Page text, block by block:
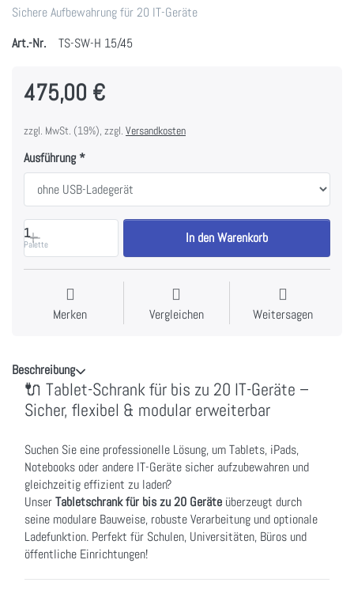
Sichere Aufbewahrung für 20 IT-Geräte
Art.-Nr.
TS-SW-H 15/45
475,00 €
zzgl. MwSt. (19%), zzgl. Versandkosten
Ausführung
1
Palette In den Warenkorb
Merken Vergleichen Weitersagen
Beschreibung
🔌 Tablet-Schrank für bis zu 20 IT-Geräte –
Sicher, flexibel & modular erweiterbar
Suchen Sie eine professionelle Lösung, um Tablets, iPads,
Notebooks oder andere IT-Geräte sicher aufzubewahren und
gleichzeitig effizient zu laden?
UnserTabletschrank für bis zu 20 Geräte überzeugt durch
seine modulare Bauweise, robuste Verarbeitung und optionale
Ladefunktion. Perfekt für Schulen, Universitäten, Büros und
öffentliche Einrichtungen!